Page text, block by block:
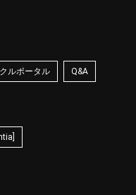
ルポータル Q&A